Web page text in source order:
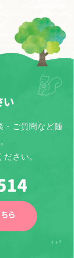
い
・ご質問など随
さい。
ら